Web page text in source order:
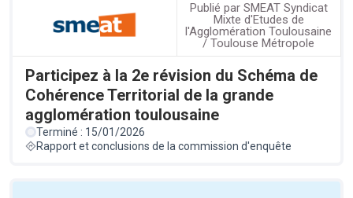
Publié par SMEAT Syndicat
Mixte d'Etudes de
l'Agglomération Toulousaine
/ Toulouse Métropole
Participez à la 2e révision du Schéma de
Cohérence Territorial de la grande
agglomération toulousaine
Terminé : 15/01/2026
Rapport et conclusions de la commission d'enquête